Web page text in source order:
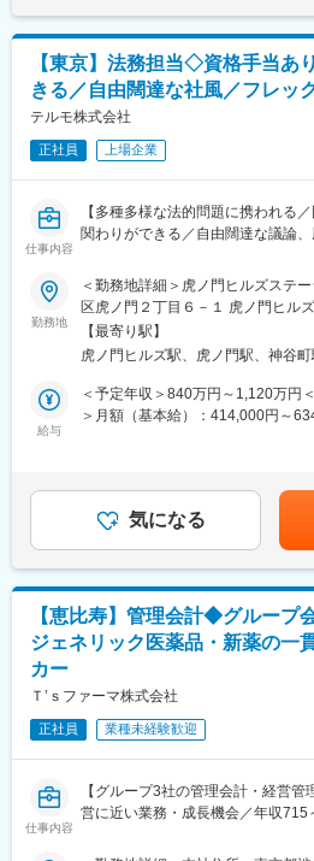
・出張：国内主張は月に複数回、
・学会参加やイベント対応で年数
変更の範囲：会社の定める業務
■ポジションの魅力
医療機器業界のトップメーカーとし
ることができます。特許１件の価値
えるインパクトが大きいため、働き
できると思います。また、M&Aや
価や特許ポートフォリオの拡充とい
る機会があります
■長期就業しやすい環境
・フレックス制：11:00～14:00が
・最低週1回のノー残業デーの設定
徹底。メリハリのある職場環境づ
■当社について：
年に創業され、100年以上医療に
体温計製造からスタートし、今で
売上高1兆1,319億円／（2026年3
77％、世界160の国と地域に展開
ーカーへと成長しました。2022年
「GS26」では、「デバイスからソ
ビジョンを掲げ、医療課題への革
ンを提供することで、社会価値の創
を目指します
【東京】法務担当◇資格手当あ
きる／自由闊達な社風／フレッ
テルモ株式会社
正社員 上場企業
仕事内容
【多種多様な法的問題に携われる
関わりができる／自由闊達な議論
■業務概要：
・企業買収、資本出資など国内外
・製品供給契約、代理店契約、業
心とする契約リスク管理
・国内における訴訟の追行、裁判外
・グループ内の訴訟・紛争のモニ
・独禁法、個人情報保護法、金商
できます。
また、案件も事業部や事業領域ご
件に携わる事が可能。海外買収を
■本部署の社風：
・中途社員が半分以上入社している
ラウンドの方が活躍できます。
■長期就業しやすい環境
・在宅勤務制度 ：本部署は週2~3
■資格手当について（高度専門職務
申請・承認後に適用される資格手
勤務地
＜勤務地詳細＞虎ノ門ヒルズステ
区虎ノ門２丁目６－１ 虎ノ門ヒル
煙対策：敷地内喫煙可能場所あり
所（リモートワーク含む）
【最寄り駅】
虎ノ門ヒルズ駅、虎ノ門駅、神谷町
給与
＜予定年収＞840万円～1,120万円
＞月額（基本給）：414,000円～
金額であり、選考を通じて上下す
は固定手当を含めた表記です。
気になる
【恵比寿】管理会計◆グループ
ジェネリック医薬品・新薬の一
カー
Ｔ’ｓファーマ株式会社
正社員 業種未経験歓迎
仕事内容
【グループ3社の管理会計・経営
営に近い業務・成長機会／年収715
■業務概要